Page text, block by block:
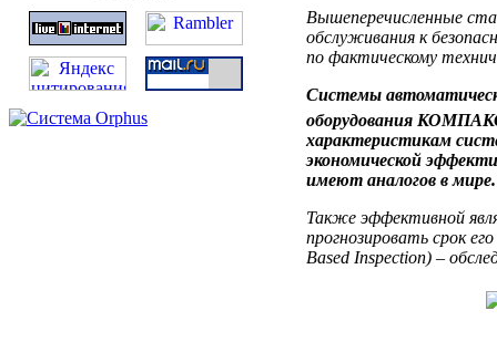
Вышеперечисленные
обслуживания к
по фактическому
Системы
оборудования
характеристикам
экономической
имеют аналогов в мире.
Также эффективной
прогнозировать срок
Based Inspection) –